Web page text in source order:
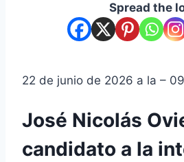
Spread the
22 de junio de 2026 a la –
José Nicolás
candidato a la